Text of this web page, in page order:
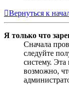
Вернуться к
Я только что
Сначала
следуйте
систему.
возможно,